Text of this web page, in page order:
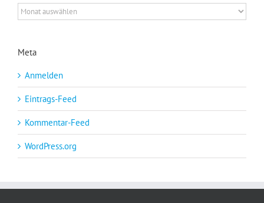
Archiv
Meta
Anmelden
Eintrags-Feed
Kommentar-Feed
WordPress.org